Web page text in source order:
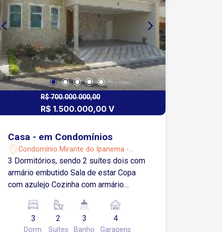
R$ 700.000.000,00
R$ 1.500.000,00 V
Casa - em Condomínios
Condomínio Mirante do Ipanema -
Sorocaba/SP
3 Dormitórios, sendo 2 suítes dois com
armário embutido Sala de estar Copa
com azulejo Cozinha com armário
blindex Área de serviço Quintal com
piso de pedra goiana Churrasqueira
3
Dorm.
2
Suítes
3
Banho
4
Garagens